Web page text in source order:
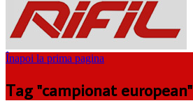
Înapoi la prima pagina
Tag "campionat european"